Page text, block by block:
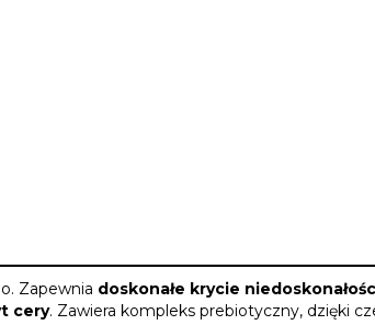
Zapewnia doskonałe krycie
cery. Zawiera kompleks prebiotyczny, dzięki